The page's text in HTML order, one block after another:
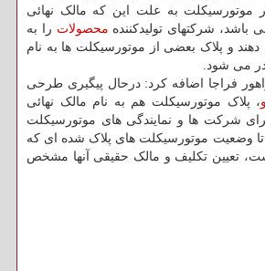
موتورسیکلت به علت این که مالک نهائی
شرکتهای تولیدکننده محصولات را به
دهند و پلاک بعضی از موتورسیکلت ها به نام
می شود.
فراجا اضافه کرد: درحال پیگیری طرحی
، پلاک موتورسیکلت هم به نام مالک نهائی
شرکت ها و نمایندگی های موتورسیکلت
وضعیت موتورسیکلت های پلاک شده ای که
تعیین تکلیف و مالک حقیقی آنها مشخص